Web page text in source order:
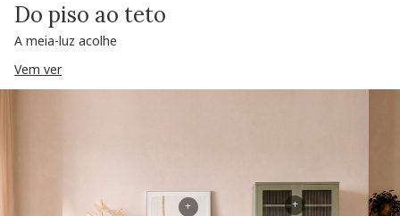
Do piso ao teto
A meia-luz acolhe
Vem ver
+
+